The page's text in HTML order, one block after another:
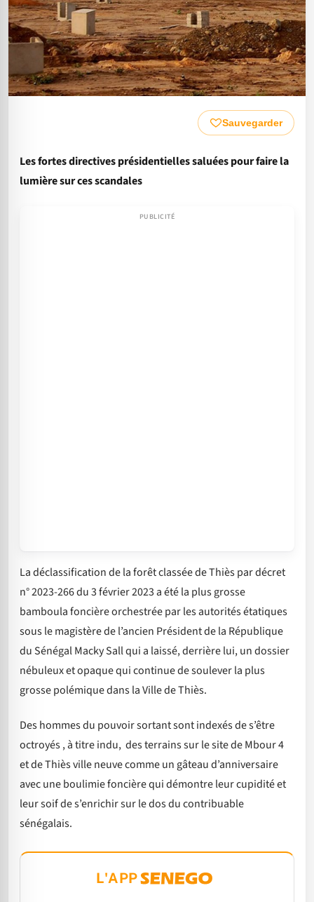
Sauvegarder
Les fortes directives présidentielles saluées pour faire la
lumière sur ces scandales
La déclassification de la forêt classée de Thiès par décret
n° 2023-266 du 3 février 2023 a été la plus grosse
bamboula foncière orchestrée par les autorités étatiques
sous le magistère de l’ancien Président de la République
du Sénégal Macky Sall qui a laissé, derrière lui, un dossier
nébuleux et opaque qui continue de soulever la plus
grosse polémique dans la Ville de Thiès.
Des hommes du pouvoir sortant sont indexés de s’être
octroyés , à titre indu, des terrains sur le site de Mbour 4
et de Thiès ville neuve comme un gâteau d’anniversaire
avec une boulimie foncière qui démontre leur cupidité et
leur soif de s’enrichir sur le dos du contribuable
sénégalais.
L'APP